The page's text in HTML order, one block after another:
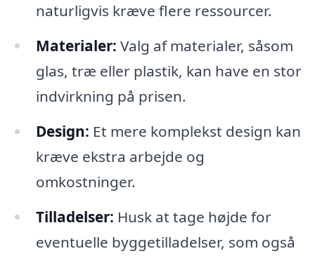
naturligvis kræve flere ressourcer.
Materialer: Valg af materialer, såsom
glas, træ eller plastik, kan have en stor
indvirkning på prisen.
Design: Et mere komplekst design kan
kræve ekstra arbejde og
omkostninger.
Tilladelser: Husk at tage højde for
eventuelle byggetilladelser, som også